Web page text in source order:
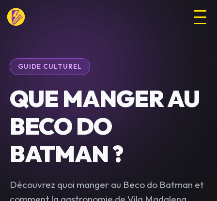
GUIDE CULTUREL
QUE MANGER AU
BECO DO
BATMAN ?
Découvrez quoi manger au Beco do Batman et